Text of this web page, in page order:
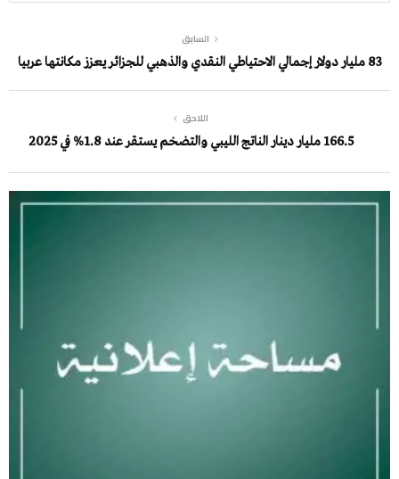
السابق
83 مليار دولار إجمالي الاحتياطي النقدي والذهبي للجزائر يعزز مكانتها عربيا
اللاحق
166.5 مليار دينار الناتج الليبي والتضخم يستقر عند 1.8% في 2025